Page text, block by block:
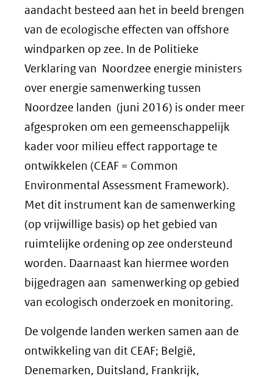
aandacht besteed aan het in beeld brengen
van de ecologische effecten van offshore
windparken op zee. In de Politieke
Verklaring van Noordzee energie ministers
over energie samenwerking tussen
Noordzee landen (juni 2016) is onder meer
afgesproken om een gemeenschappelijk
kader voor milieu effect rapportage te
ontwikkelen (CEAF = Common
Environmental Assessment Framework).
Met dit instrument kan de samenwerking
(op vrijwillige basis) op het gebied van
ruimtelijke ordening op zee ondersteund
worden. Daarnaast kan hiermee worden
bijgedragen aan samenwerking op gebied
van ecologisch onderzoek en monitoring.
De volgende landen werken samen aan de
ontwikkeling van dit CEAF; België,
Denemarken, Duitsland, Frankrijk,